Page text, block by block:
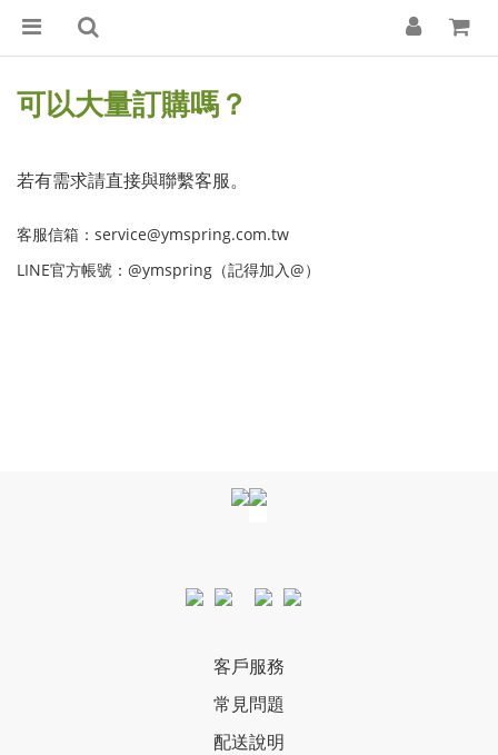
可以大量訂購嗎？
若有需求請直接與聯繫客服。
客服信箱：service@ymspring.com.tw
LINE官方帳號：@ymspring（記得加入@）
客戶服務
常見問題
配送說明